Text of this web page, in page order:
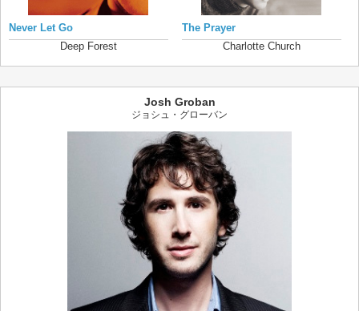
Never Let Go
Deep Forest
The Prayer
Charlotte Church
Josh Groban
ジョシュ・グローバン